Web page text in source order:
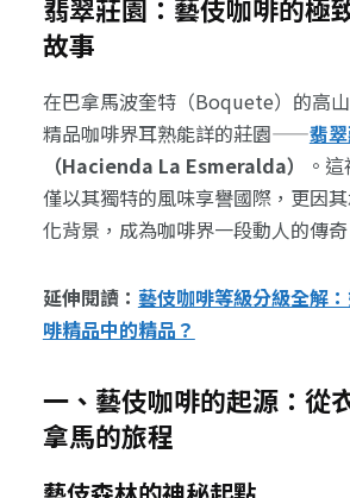
翡翠莊園：藝伎咖啡的極
故事
在巴拿馬波奎特（Boquete）的高
精品咖啡界耳熟能詳的莊園——翡
（Hacienda La Esmeralda）
。
僅以其獨特的風味享譽國際，更因
化背景，成為咖啡界一段動人的傳奇
延伸閱讀： 藝伎咖啡等級分級全解
啡精品中的精品？
一、藝伎咖啡的起源：從
拿馬的旅程